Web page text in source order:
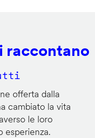
raccontano
offerta dalla
cambiato la vita
le loro
esperienza.